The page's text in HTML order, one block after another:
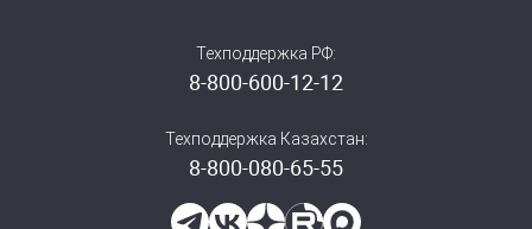
Техподдержка РФ:
8-800-600-12-12
Техподдержка Казахстан:
8-800-080-65-55